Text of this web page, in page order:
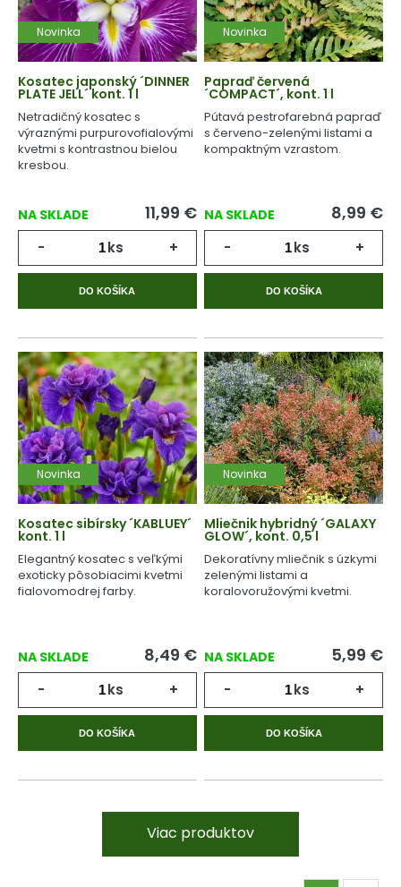
Novinka
Kosatec japonský ´DINNER
PLATE JELL´ kont. 1 l
Netradičný kosatec s
výraznými purpurovofialovými
kvetmi s kontrastnou bielou
kresbou.
NA SKLADE 11,99 €
- ks +
DO KOŠÍKA
Novinka
Papraď červená
´COMPACT´, kont. 1 l
Pútavá pestrofarebná papraď
s červeno-zelenými listami a
kompaktným vzrastom.
NA SKLADE 8,99 €
- ks +
DO KOŠÍKA
Novinka
Kosatec sibírsky ´KABLUEY´
kont. 1 l
Elegantný kosatec s veľkými
exoticky pôsobiacimi kvetmi
fialovomodrej farby.
NA SKLADE 8,49 €
- ks +
DO KOŠÍKA
Novinka
Mliečnik hybridný ´GALAXY
GLOW´, kont. 0,5 l
Dekoratívny mliečnik s úzkymi
zelenými listami a
koralovoružovými kvetmi.
NA SKLADE 5,99 €
- ks +
DO KOŠÍKA
Viac produktov